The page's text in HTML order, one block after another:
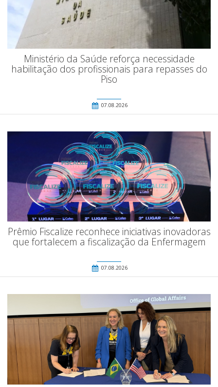
Ministério da Saúde reforça necessidade
habilitação dos profissionais para repasses do
Piso
07.08.2026
Prêmio Fiscalize reconhece iniciativas inovadoras
que fortalecem a fiscalização da Enfermagem
07.08.2026